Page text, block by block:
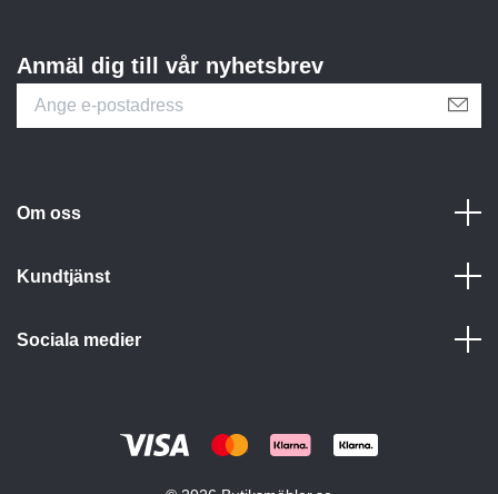
Anmäl dig till vår nyhetsbrev
Om oss
Kundtjänst
Sociala medier